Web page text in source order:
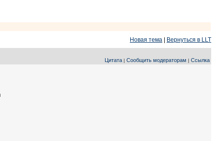
Новая тема
Вернуться в LLT
Цитата | Сообщить модераторам | Ссылка